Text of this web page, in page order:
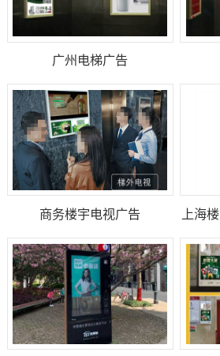
广州电梯广告
商务楼宇电视广告
上海